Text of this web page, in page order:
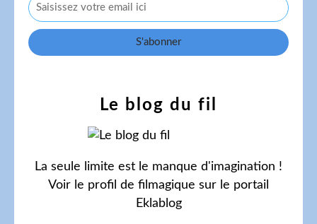
Le blog du fil
La seule limite est le manque d'imagination !
Voir le profil de filmagique sur le portail
Eklablog